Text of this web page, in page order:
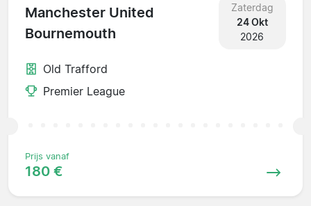
Manchester United
Bournemouth
Zaterdag
24 Okt
2026
Old Trafford
Premier League
Prijs vanaf
180 €